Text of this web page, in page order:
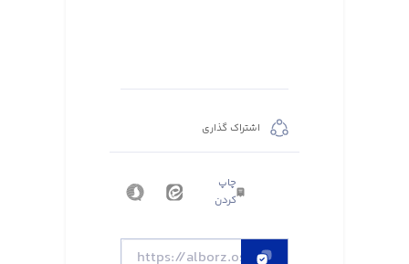
اشتراک گذاری
چاپ
کردن